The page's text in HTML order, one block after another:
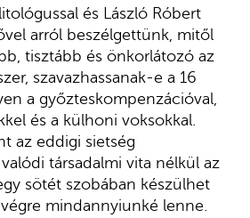
és László Róbert
arról beszélgettünk, mitől
tisztább és önkorlátozó az
szavazhassanak-e a 16
a győzteskompenzációval,
és a külhoni voksokkal.
az eddigi sietség
társadalmi vita nélkül az
sötét szobában készülhet
mindannyiunké lenne.